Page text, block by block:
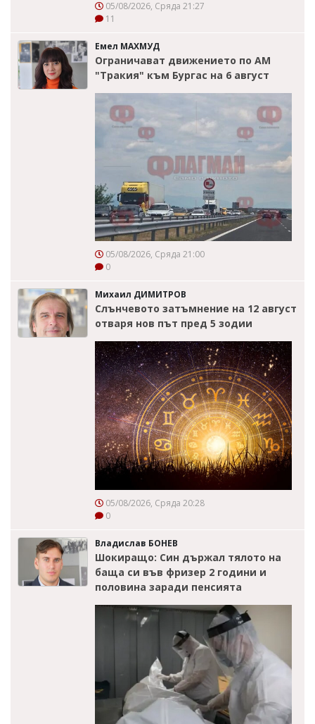
05/08/2026, Сряда 21:27
11
Емел МАХМУД
Ограничават движението по АМ
"Тракия" към Бургас на 6 август
05/08/2026, Сряда 21:00
0
Михаил ДИМИТРОВ
Слънчевото затъмнение на 12 август
отваря нов път пред 5 зодии
05/08/2026, Сряда 20:28
0
Владислав БОНЕВ
Шокиращо: Син държал тялото на
баща си във фризер 2 години и
половина заради пенсията